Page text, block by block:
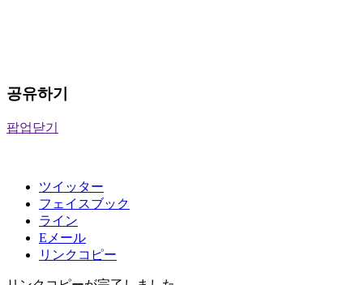
공유하기
팝업닫기
ツイッター
フェイスブック
ライン
Eメール
リンクコピー